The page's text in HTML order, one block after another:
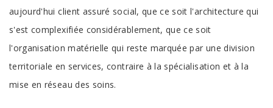
aujourd'hui client assuré social, que ce soit l'architecture qui
s'est complexifiée considérablement, que ce soit
l'organisation matérielle qui reste marquée par une division
territoriale en services, contraire à la spécialisation et à la
mise en réseau des soins.